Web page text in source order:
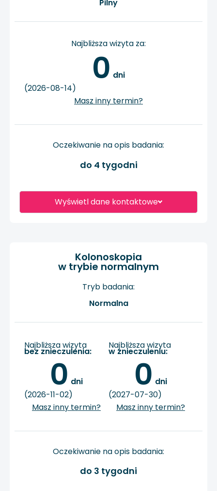
Wyświetl dane kontaktowe
Pilny
Najbliższa wizyta za:
0 dni
(2026-08-14)
Masz inny termin?
Oczekiwanie na opis badania:
do 4 tygodni
Kolonoskopia
w trybie normalnym
Tryb badania:
Normalna
Najbliższa wizyta
bez znieczulenia:
0 dni
(2026-11-02)
Masz inny termin?
Najbliższa wizyta
w znieczuleniu:
0 dni
(2027-07-30)
Masz inny termin?
Oczekiwanie na opis badania:
do 3 tygodni